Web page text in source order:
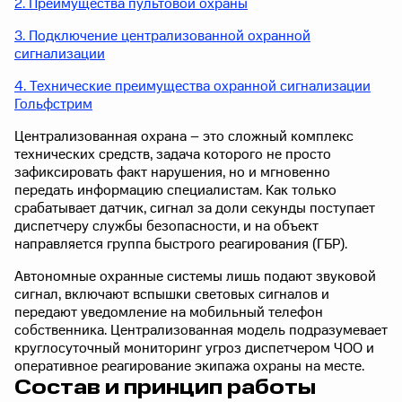
2. Преимущества пультовой охраны
3. Подключение централизованной охранной
сигнализации
4. Технические преимущества охранной сигнализации
Гольфстрим
Централизованная охрана – это сложный комплекс
технических средств, задача которого не просто
зафиксировать факт нарушения, но и мгновенно
передать информацию специалистам. Как только
срабатывает датчик, сигнал за доли секунды поступает
диспетчеру службы безопасности, и на объект
направляется группа быстрого реагирования (ГБР).
Автономные охранные системы лишь подают звуковой
сигнал, включают вспышки световых сигналов и
передают уведомление на мобильный телефон
собственника. Централизованная модель подразумевает
круглосуточный мониторинг угроз диспетчером ЧОО и
оперативное реагирование экипажа охраны на месте.
Состав и принцип работы